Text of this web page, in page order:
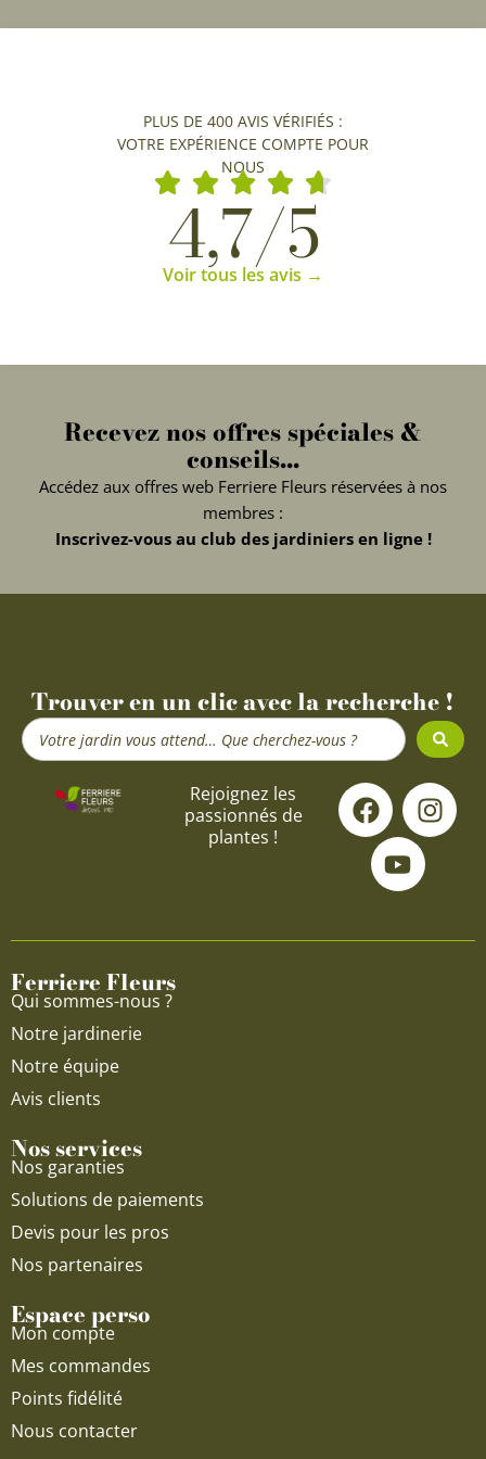
PLUS DE 400 AVIS VÉRIFIÉS :
VOTRE EXPÉRIENCE COMPTE POUR
NOUS
4,7/5
Voir tous les avis →
Recevez nos offres spéciales &
conseils...
Accédez aux offres web Ferriere Fleurs réservées à nos
membres :
Inscrivez-vous au club des jardiniers en ligne !
Trouver en un clic avec la recherche !
Search
...
Rejoignez les
passionnés de
plantes !
F
a
c
e
o
I
n
s
g
Y
o
u
t
u
b
Ferriere Fleurs
Qui sommes-nous ?
Notre jardinerie
Notre équipe
Avis clients
Nos services
Nos garanties
Solutions de paiements
Devis pour les pros
Nos partenaires
Espace perso
Mon compte
Mes commandes
Points fidélité
Nous contacter